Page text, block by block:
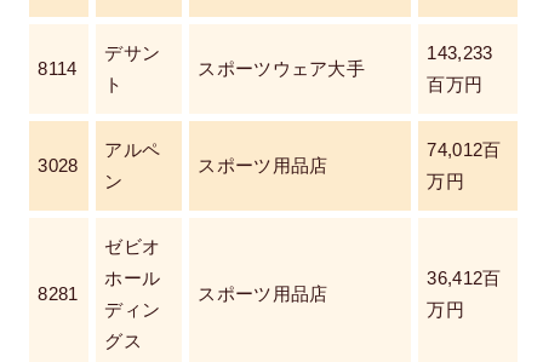
8114
デサン
ト
スポーツウェア大手
143,233
百万円
3028
アルペ
ン
スポーツ用品店
74,012百
万円
8281
ゼビオ
ホール
ディン
グス
スポーツ用品店
36,412百
万円